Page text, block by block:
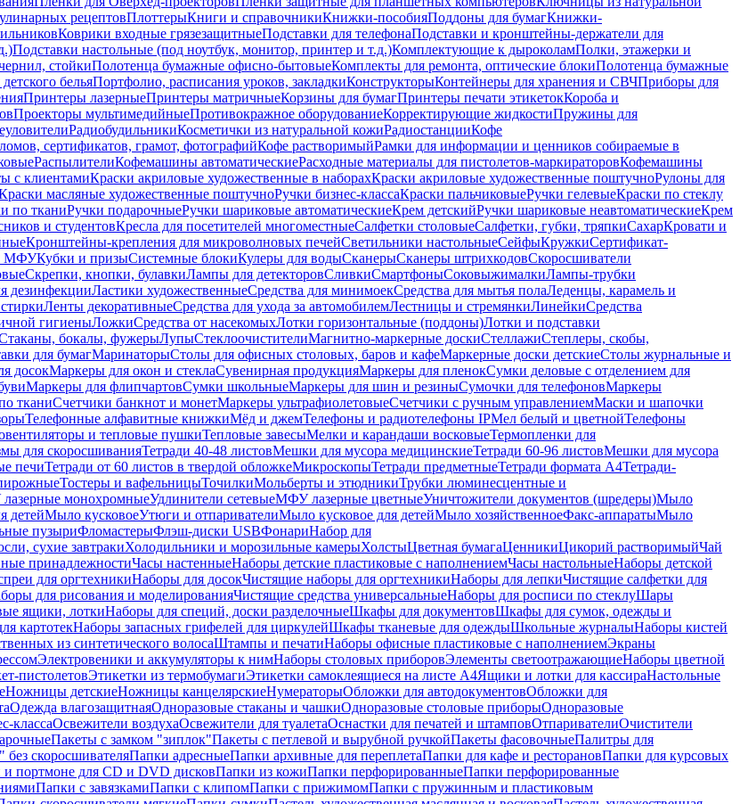
рецептовПлоттерыКниги и справочникиКнижки-пособияПоддоны для бумагКнижки-
Коврики входные грязезащитныеПодставки для телефонаПодставки и кронштейны-держатели для
Подставки настольные (под ноутбук, монитор, принтер и т.д.)Комплектующие к дыроколамПолки, этажерки и
стойкиПолотенца бумажные офисно-бытовыеКомплекты для ремонта, оптические блокиПолотенца бумажные
бельяПортфолио, расписания уроков, закладкиКонструкторыКонтейнеры для хранения и СВЧПриборы для
Принтеры лазерныеПринтеры матричныеКорзины для бумагПринтеры печати этикетокКороба и
Проекторы мультимедийныеПротивокражное оборудованиеКорректирующие жидкостиПружины для
РадиобудильникиКосметички из натуральной кожиРадиостанцииКофе
сертификатов, грамот, фотографийКофе растворимыйРамки для информации и ценников собираемые в
РаспылителиКофемашины автоматическиеРасходные материалы для пистолетов-маркираторовКофемашины
с клиентамиКраски акриловые художественные в наборахКраски акриловые художественные поштучноРулоны для
масляные художественные поштучноРучки бизнес-классаКраски пальчиковыеРучки гелевыеКраски по стеклу
по тканиРучки подарочныеРучки шариковые автоматическиеКрем детскийРучки шариковые неавтоматическиеКрем
и студентовКресла для посетителей многоместныеСалфетки столовыеСалфетки, губки, тряпкиСахарКровати и
Кронштейны-крепления для микроволновых печейСветильники настольныеСейфыКружкиСертификат-
МФУКубки и призыСистемные блокиКулеры для водыСканерыСканеры штрихкодовСкоросшиватели
Скрепки, кнопки, булавкиЛампы для детекторовСливкиСмартфоныСоковыжималкиЛампы-трубки
дезинфекцииЛастики художественныеСредства для минимоекСредства для мытья полаЛеденцы, карамель и
Ленты декоративныеСредства для ухода за автомобилемЛестницы и стремянкиЛинейкиСредства
гигиеныЛожкиСредства от насекомыхЛотки горизонтальные (поддоны)Лотки и подставки
бокалы, фужерыЛупыСтеклоочистителиМагнитно-маркерные доскиСтеллажиСтеплеры, скобы,
для бумагМаринаторыСтолы для офисных столовых, баров и кафеМаркерные доски детскиеСтолы журнальные и
досокМаркеры для окон и стеклаСувенирная продукцияМаркеры для пленокСумки деловые с отделением для
Маркеры для флипчартовСумки школьныеМаркеры для шин и резиныСумочки для телефоновМаркеры
тканиСчетчики банкнот и монетМаркеры ультрафиолетовыеСчетчики с ручным управлениемМаски и шапочки
Телефонные алфавитные книжкиМёд и джемТелефоны и радиотелефоны IPМел белый и цветнойТелефоны
и тепловые пушкиТепловые завесыМелки и карандаши восковыеТермопленки для
для скоросшиванияТетради 40-48 листовМешки для мусора медицинскиеТетради 60-96 листовМешки для мусора
печиТетради от 60 листов в твердой обложкеМикроскопыТетради предметныеТетради формата А4Тетради-
Тостеры и вафельницыТочилкиМольберты и этюдникиТрубки люминесцентные и
монохромныеУдлинители сетевыеМФУ лазерные цветныеУничтожители документов (шредеры)Мыло
детейМыло кусковоеУтюги и отпаривателиМыло кусковое для детейМыло хозяйственноеФакс-аппаратыМыло
пузыриФломастерыФлэш-диски USBФонариНабор для
сухие завтракиХолодильники и морозильные камерыХолстыЦветная бумагаЦенникиЦикорий растворимыйЧай
принадлежностиЧасы настенныеНаборы детские пластиковые с наполнениемЧасы настольныеНаборы детской
для оргтехникиНаборы для досокЧистящие наборы для оргтехникиНаборы для лепкиЧистящие салфетки для
для рисования и моделированияЧистящие средства универсальныеНаборы для росписи по стеклуШары
ящики, лоткиНаборы для специй, доски разделочныеШкафы для документовШкафы для сумок, одежды и
картотекНаборы запасных грифелей для циркулейШкафы тканевые для одеждыШкольные журналыНаборы кистей
из синтетического волосаШтампы и печатиНаборы офисные пластиковые с наполнениемЭкраны
Электровеники и аккумуляторы к нимНаборы столовых приборовЭлементы светоотражающиеНаборы цветной
пистолетовЭтикетки из термобумагиЭтикетки самоклеящиеся на листе А4Ящики и лотки для кассираНастольные
Ножницы детскиеНожницы канцелярскиеНумераторыОбложки для автодокументовОбложки для
Одежда влагозащитнаяОдноразовые стаканы и чашкиОдноразовые столовые приборыОдноразовые
классаОсвежители воздухаОсвежители для туалетаОснастки для печатей и штамповОтпаривателиОчистители
Пакеты с замком "зиплок"Пакеты с петлевой и вырубной ручкойПакеты фасовочныеПалитры для
скоросшивателяПапки адресныеПапки архивные для переплетаПапки для кафе и ресторановПапки для курсовых
портмоне для CD и DVD дисковПапки из кожиПапки перфорированныеПапки перфорированные
Папки с завязкамиПапки с клипомПапки с прижимомПапки с пружинным и пластиковым